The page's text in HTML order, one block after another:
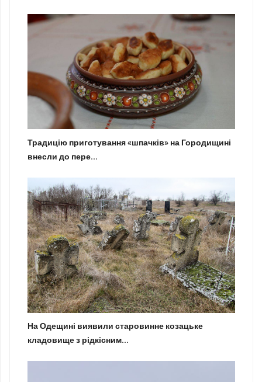
Традицію приготування «шпачків» на Городищині
внесли до пере...
На Одещині виявили старовинне козацьке
кладовище з рідкісним...